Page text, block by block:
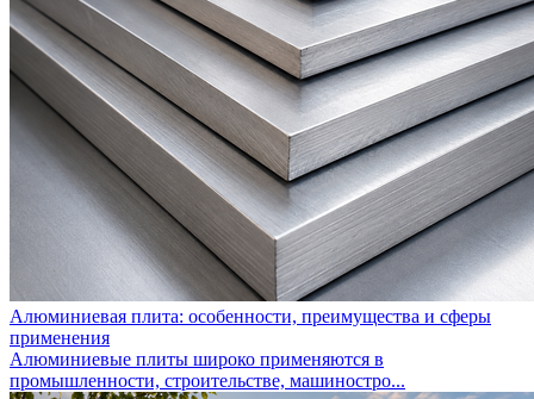
Алюминиевая плита: особенности, преимущества и сферы
применения
Алюминиевые плиты широко применяются в
промышленности, строительстве, машиностро...